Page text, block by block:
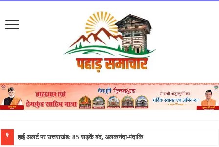
हाई अलर्ट पर उत्तराखंड: 85 सड़कें बंद, अलकनंदा-मंदाकिनी खतरे के निशान से ऊपर, मल